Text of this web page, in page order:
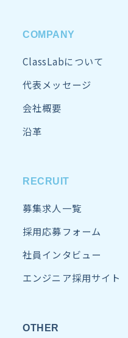
COMPANY
ClassLabについて
代表メッセージ
会社概要
沿革
RECRUIT
募集求人一覧
採用応募フォーム
社員インタビュー
エンジニア採用サイト
OTHER